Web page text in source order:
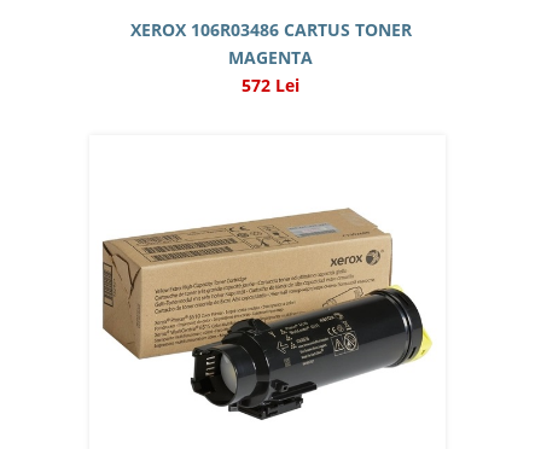
XEROX 106R03486 CARTUS TONER
MAGENTA
572 Lei